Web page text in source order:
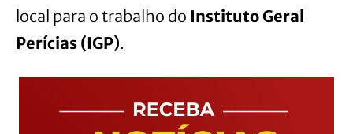
local para o trabalho do Instituto Geral
Perícias (IGP).